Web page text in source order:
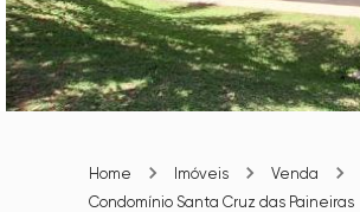
Home Imóveis Venda
Condomínio Santa Cruz das Paineiras